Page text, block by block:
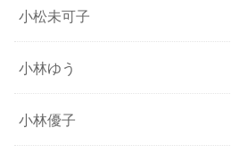
小松未可子
小林ゆう
小林優子